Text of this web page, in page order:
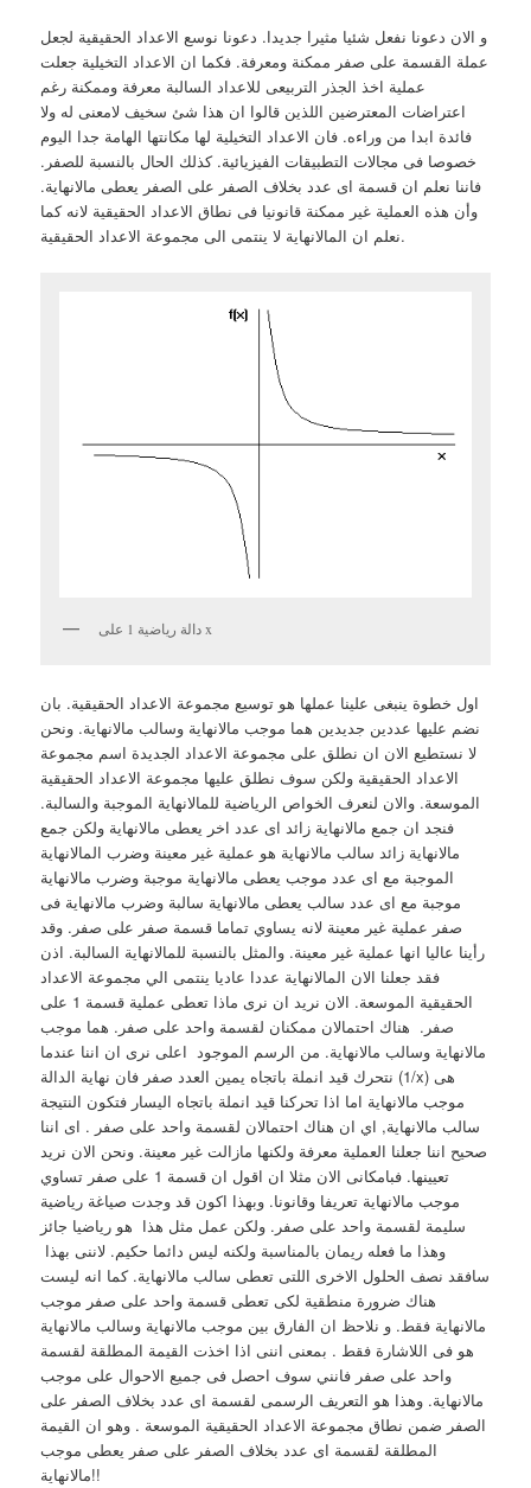
و الان دعونا نفعل شئيا مثيرا جديدا. دعونا نوسع الاعداد الحقيقية لجعل
عملة القسمة على صفر ممكنة ومعرفة. فكما ان الاعداد التخيلية جعلت
عملية اخذ الجذر التربيعى للاعداد السالبة معرفة وممكنة رغم
اعتراضات المعترضين اللذين قالوا ان هذا شئ سخيف لامعنى له ولا
فائدة ابدا من وراءه. فان الاعداد التخيلية لها مكانتها الهامة جدا اليوم
خصوصا فى مجالات التطبيقات الفيزيائية. كذلك الحال بالنسبة للصفر.
فاننا نعلم ان قسمة اى عدد بخلاف الصفر على الصفر يعطى مالانهاية.
وأن هذه العملية غير ممكنة قانونيا فى نطاق الاعداد الحقيقية لانه كما
نعلم ان المالانهاية لا ينتمى الى مجموعة الاعداد الحقيقية.
دالة رياضية 1 على x
اول خطوة ينبغى علينا عملها هو توسيع مجموعة الاعداد الحقيقية. بان
نضم عليها عددين جديدين هما موجب مالانهاية وسالب مالانهاية. ونحن
لا نستطيع الان ان نطلق على مجموعة الاعداد الجديدة اسم مجموعة
الاعداد الحقيقية ولكن سوف نطلق عليها مجموعة الاعداد الحقيقية
الموسعة. والان لنعرف الخواص الرياضية للمالانهاية الموجبة والسالبة.
فنجد ان جمع مالانهاية زائد اى عدد اخر يعطى مالانهاية ولكن جمع
مالانهاية زائد سالب مالانهاية هو عملية غير معينة وضرب المالانهاية
الموجبة مع اى عدد موجب يعطى مالانهاية موجبة وضرب مالانهاية
موجبة مع اى عدد سالب يعطى مالانهاية سالبة وضرب مالانهاية فى
صفر عملية غير معينة لانه يساوي تماما قسمة صفر على صفر. وقد
رأينا عاليا انها عملية غير معينة. والمثل بالنسبة للمالانهاية السالبة. اذن
فقد جعلنا الان المالانهاية عددا عاديا ينتمى الي مجموعة الاعداد
الحقيقية الموسعة. الان نريد ان نرى ماذا تعطى عملية قسمة 1 على
صفر. هناك احتمالان ممكنان لقسمة واحد على صفر. هما موجب
مالانهاية وسالب مالانهاية. من الرسم الموجود اعلى نرى ان اننا عندما
نتحرك قيد انملة باتجاه يمين العدد صفر فان نهاية الدالة (1/x) هى
موجب مالانهاية اما اذا تحركنا قيد انملة باتجاه اليسار فتكون النتيجة
سالب مالانهاية, اي ان هناك احتمالان لقسمة واحد على صفر . اى اننا
صحيح اننا جعلنا العملية معرفة ولكنها مازالت غير معينة. ونحن الان نريد
تعيينها. فبامكانى الان مثلا ان اقول ان قسمة 1 على صفر تساوي
موجب مالانهاية تعريفا وقانونا. وبهذا اكون قد وجدت صياغة رياضية
سليمة لقسمة واحد على صفر. ولكن عمل مثل هذا هو رياضيا جائز
وهذا ما فعله ريمان بالمناسبة ولكنه ليس دائما حكيم. لاننى بهذا
سافقد نصف الحلول الاخرى اللتى تعطى سالب مالانهاية. كما انه ليست
هناك ضرورة منطقية لكى تعطى قسمة واحد على صفر موجب
مالانهاية فقط. و نلاحظ ان الفارق بين موجب مالانهاية وسالب مالانهاية
هو فى اللاشارة فقط . بمعنى اننى اذا اخذت القيمة المطلقة لقسمة
واحد على صفر فانني سوف احصل فى جميع الاحوال على موجب
مالانهاية. وهذا هو التعريف الرسمى لقسمة اى عدد بخلاف الصفر على
الصفر ضمن نطاق مجموعة الاعداد الحقيقية الموسعة . وهو ان القيمة
المطلقة لقسمة اى عدد بخلاف الصفر على صفر يعطى موجب
مالانهاية!!